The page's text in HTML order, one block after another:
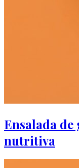
Ensalada
nutritiva